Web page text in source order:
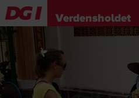
Verdensholdet
Om os
Holdet
Presse
Kontakt